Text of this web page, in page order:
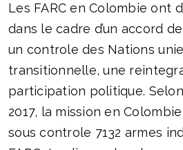
Les FARC en Colombie ont
dans le cadre d’un accord
un controle des Nations
transitionnelle, une
participation politique. Selon
2017, la mission en
sous controle 7132 armes